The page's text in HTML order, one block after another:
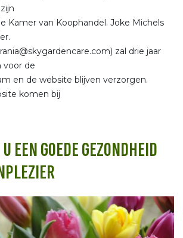
Kamer van Koophandel. Joke Michels
zal drie jaar
voor de
en de website blijven verzorgen.
komen bij
EEN GOEDE GEZONDHEID